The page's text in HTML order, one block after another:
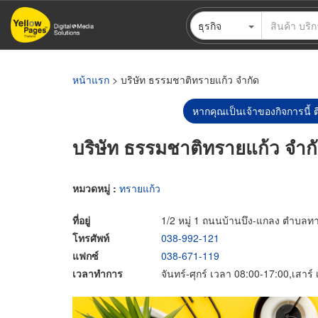
ข้าม
ไป
ธุรกิจ
หน้าแรก > บริษัท ธรรมชาติทรายแก้ว จำกัด
หากคุณเป็นเจ้าของกิจการนี้
บริษัท ธรรมชาติทรายแก้ว จำ
หมวดหมู่ : ทรายแก้ว
ที่อยู่
1/2 หมู่ 1 ถนนบ้านบึง-แกลง ตำบลท
โทรศัพท์
038-992-121
แฟกซ์
038-671-119
เวลาทำการ
จันทร์-ศุกร์ เวลา 08:00-17:00,เสาร์